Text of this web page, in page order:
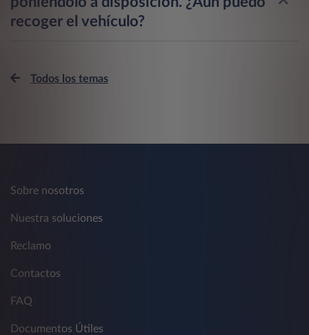
recoger el vehículo?
Todos los temas
Sobre nosotros
Nuestra soluciones
Reclamo
Contactos
FAQ
Documentos Útiles